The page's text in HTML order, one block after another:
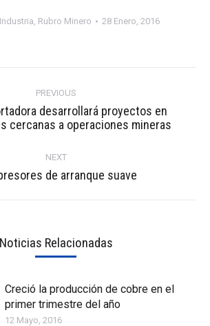
Industria, Rubro Minero 28 Enero, 2016
PREVIOUS
Previous
post:
desarrollará proyectos en
cercanas a operaciones mineras
NEXT
Next
de arranque suave
Noticias Relacionadas
Creció la producción de cobre en el
primer trimestre del año
12 Mayo, 2016